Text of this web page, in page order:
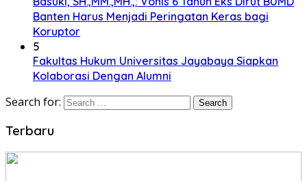
Banten Harus Menjadi Peringatan Keras bagi
Koruptor
5
Fakultas Hukum Universitas Jayabaya Siapkan
Kolaborasi Dengan Alumni
Search for:
Terbaru